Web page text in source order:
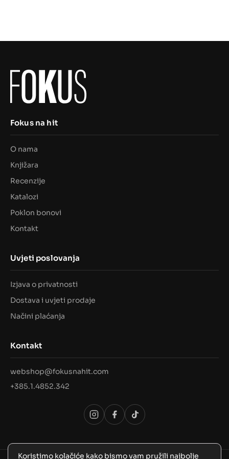
Fokus na hit
O nama
Knjižara
Recenzije
Katalozi
Poklon bonovi
Kontakt
Uvjeti poslovanja
Izjava o privatnosti
Dostava i uvjeti prodaje
Načini plaćanja
Kontakt
webshop@fokusnahit.com
+385.1.4852.342
Koristimo kolačiće kako bismo vam pružili najbolje